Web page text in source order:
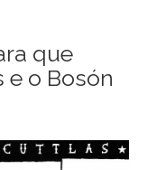
que
o Bosón